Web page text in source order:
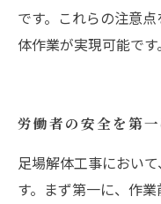
です。これらの注意
体作業が実現可能です。
労働者の安全を第
足場解体工事におい
す。まず第一に、作